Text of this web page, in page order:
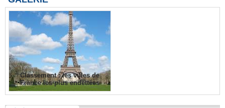
Classement : les villes de
France les plus endettées